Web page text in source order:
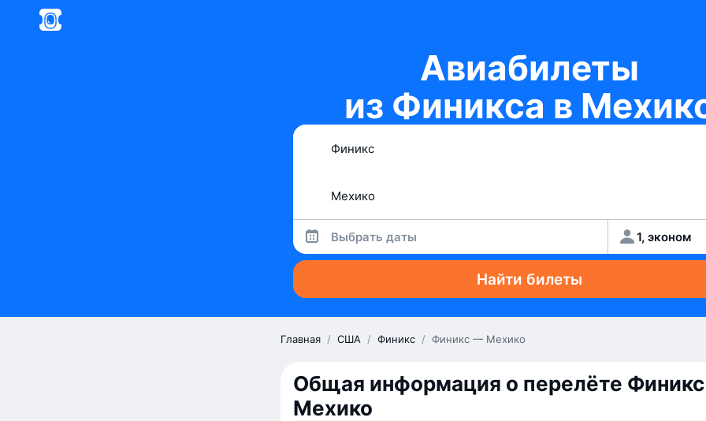
Авиабилеты
из Финикса в
Выбрать даты 1, эконом
Найти билеты
Главная / США / Финикс / Финикс — Мехико
Общая информация о перелёте
Мехико